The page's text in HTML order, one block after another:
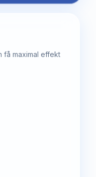
få maximal effekt